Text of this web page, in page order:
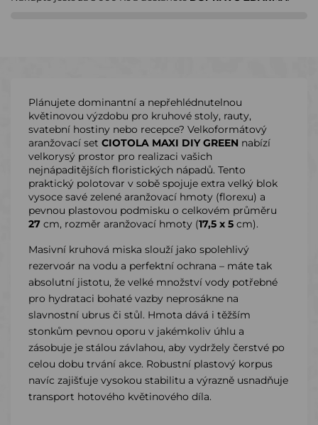
Plánujete dominantní a nepřehlédnutelnou
květinovou výzdobu pro kruhové stoly, rauty,
svatební hostiny nebo recepce? Velkoformátový
aranžovací set CIOTOLA MAXI DIY GREEN nabízí
velkorysý prostor pro realizaci vašich
nejnápaditějších floristických nápadů. Tento
praktický polotovar v sobě spojuje extra velký blok
vysoce savé zelené aranžovací hmoty (florexu) a
pevnou plastovou podmisku o celkovém průměru
27 cm, rozměr aranžovací hmoty (17,5 x 5 cm).
Masivní kruhová miska slouží jako spolehlivý
rezervoár na vodu a perfektní ochrana – máte tak
absolutní jistotu, že velké množství vody potřebné
pro hydrataci bohaté vazby neprosákne na
slavnostní ubrus či stůl. Hmota dává i těžším
stonkům pevnou oporu v jakémkoliv úhlu a
zásobuje je stálou závlahou, aby vydržely čerstvé po
celou dobu trvání akce. Robustní plastový korpus
navíc zajišťuje vysokou stabilitu a výrazně usnadňuje
transport hotového květinového díla.